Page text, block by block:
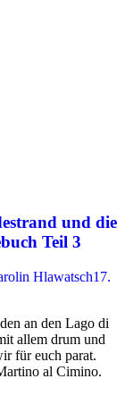
und die
Teil 3
Hlawatsch17.
an den Lago di
allem drum und
für euch parat.
al Cimino.